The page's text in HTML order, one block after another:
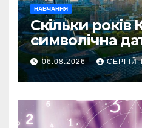
НАВЧАННЯ
Скільки років
символічна
та те, що
06.08.2026 СЕРГІЙ